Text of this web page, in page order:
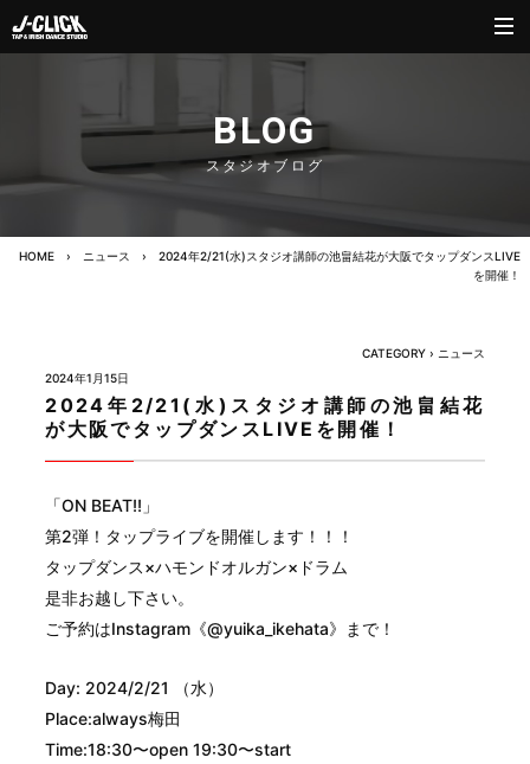
BLOG
スタジオブログ
HOME › ニュース › 2024年2/21(水)スタジオ講師の池畠結花が大阪でタップダンスLIVE
を開催！
CATEGORY › ニュース
2024年1月15日
2024年2/21(水)スタジオ講師の池畠結花
が大阪でタップダンスLIVEを開催！
「ON BEAT!!」
第2弾！タップライブを開催します！！！
タップダンス×ハモンドオルガン×ドラム
是非お越し下さい。
ご予約はInstagram《@yuika_ikehata》まで！
Day: 2024/2/21 （水）
Place:always梅田
Time:18:30〜open 19:30〜start